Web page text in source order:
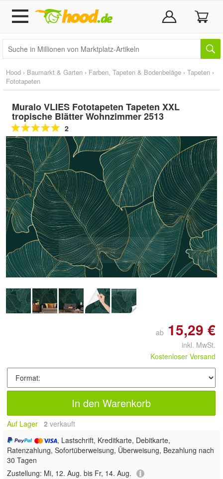
Hood › Baumarkt & Garten › Farben, Tapeten & Bodenbeläge › Tapeten ›
Fototapeten
Muralo VLIES Fototapeten Tapeten XXL
tropische Blätter Wohnzimmer 2513
2
Doppelt antippen zum
vergrößern
ab 15,29 €
inkl. MwSt.
Kostenloser Versand
In den Warenkorb
Auf Lager 2 verkauft
, Lastschrift, Kreditkarte, Debitkarte,
Ratenzahlung, Sofortüberweisung, Überweisung, Bezahlung nach
30 Tagen
Zustellung: Mi, 12. Aug. bis Fr, 14. Aug.